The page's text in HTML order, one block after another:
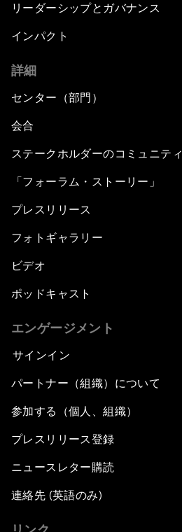
リーダーシップとガバナンス
インパクト
詳細
センター（部門）
会合
ステークホルダーのコミュニティ
「フォーラム・ストーリー」
プレスリリース
フォトギャラリー
ビデオ
ポッドキャスト
エンゲージメント
サインイン
パートナー（組織）について
参加する（個人、組織）
プレスリリース登録
ニュースレター購読
連絡先 (英語のみ)